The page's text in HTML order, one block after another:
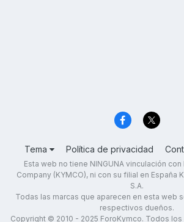
Tema Política de privacidad
Esta web no tiene NINGUNA vinculación
Company (KYMCO), ni con su filial en España
S.A.
Todas las marcas que aparecen en esta web
respectivos dueños.
Copyright © 2010 - 2025 ForoKymco. Todos